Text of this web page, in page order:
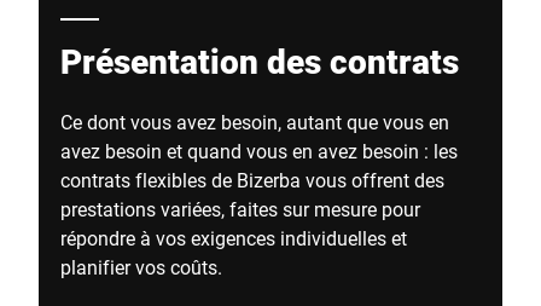
Présentation des contrats
Ce dont vous avez besoin, autant que vous en
avez besoin et quand vous en avez besoin : les
contrats flexibles de Bizerba vous offrent des
prestations variées, faites sur mesure pour
répondre à vos exigences individuelles et
planifier vos coûts.